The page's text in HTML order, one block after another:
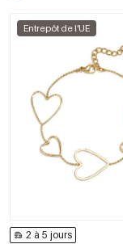
Entrepôt de l'UE
2 à 5 jours